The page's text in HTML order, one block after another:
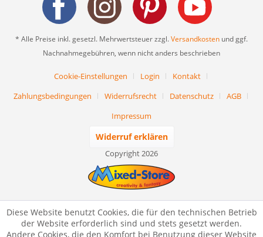
* Alle Preise inkl. gesetzl. Mehrwertsteuer zzgl.Versandkosten und ggf.
Nachnahmegebühren, wenn nicht anders beschrieben
Cookie-Einstellungen Login
Kontakt
Zahlungsbedingungen
Widerrufsrecht Datenschutz
AGB
Impressum
Widerruf erklären
Copyright 2026
Diese Website benutzt Cookies, die für den technischen Betrieb
der Website erforderlich sind und stets gesetzt werden.
Andere Cookies, die den Komfort bei Benutzung dieser Website